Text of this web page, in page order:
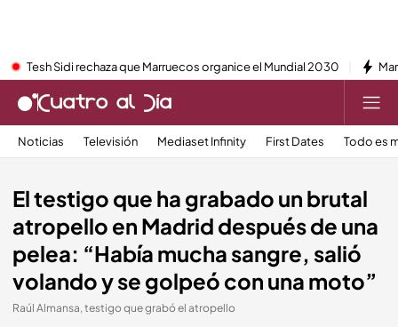
Tesh Sidi rechaza que Marruecos organice el Mundial 2030
Noticias Televisión Mediaset Infinity First Dates Todo es
El testigo que ha grabado un brutal
atropello en Madrid después de una
pelea: “Había mucha sangre, salió
volando y se golpeó con una moto”
Raúl Almansa, testigo que grabó el atropello